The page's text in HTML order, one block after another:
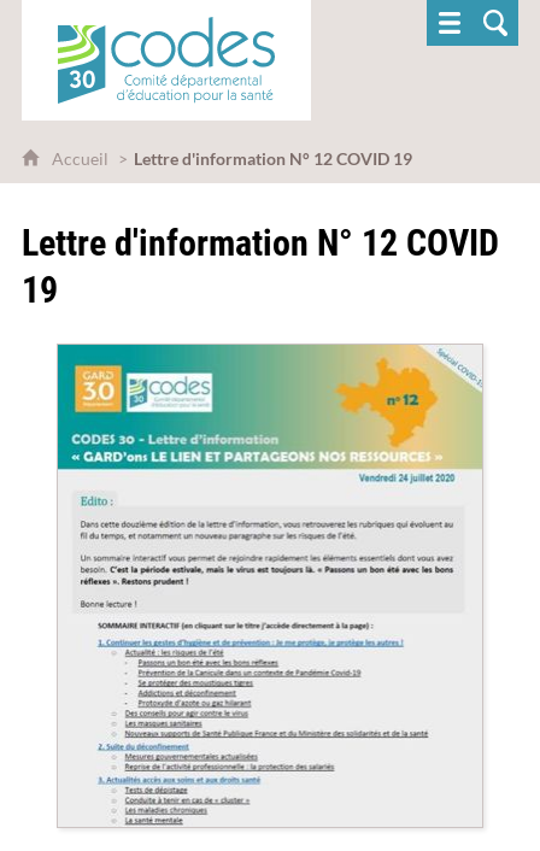
CoDES 30 - Comité départemental
Accueil Lettre d'information N° 12 COVID 19
Lettre d'information N° 12 COVID
19